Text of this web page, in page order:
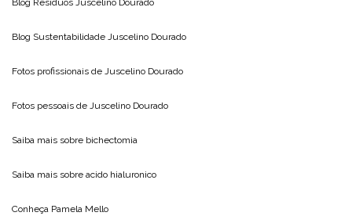
Blog Resíduos Juscelino Dourado
Blog Sustentabilidade Juscelino Dourado
Fotos profissionais de Juscelino Dourado
Fotos pessoais de Juscelino Dourado
Saiba mais sobre bichectomia
Saiba mais sobre acido hialuronico
Conheça Pamela Mello